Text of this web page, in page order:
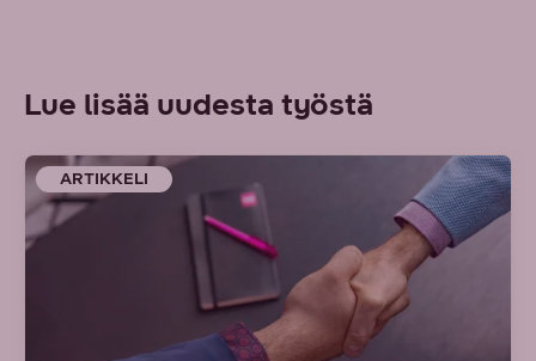
Lue lisää uudesta työstä
ARTIKKELI